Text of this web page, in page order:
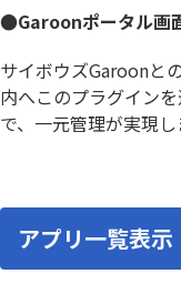
●Garoonポータル画
サイボウズGaroonと
内へこのプラグイン
で、一元管理が実現し
アプリ一覧表